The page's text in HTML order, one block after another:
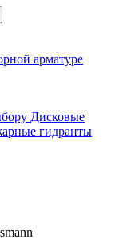
арматуре
Дисковые
гидранты